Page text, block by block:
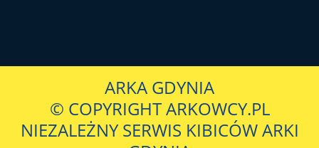
ARKA GDYNIA
© COPYRIGHT ARKOWCY.PL
NIEZALEŻNY SERWIS KIBICÓW ARKI